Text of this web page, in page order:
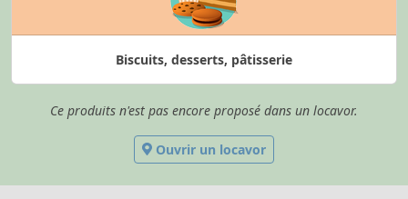
Biscuits, desserts, pâtisserie
Ce produits n'est pas encore proposé dans un locavor.
Ouvrir un locavor